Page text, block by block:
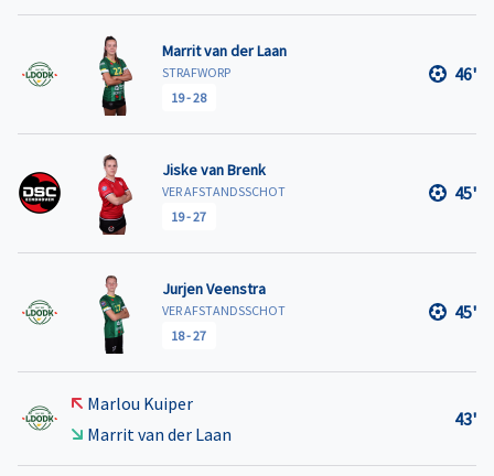
Marrit van der Laan
STRAFWORP
19-28
46'
Jiske van Brenk
VER AFSTANDSSCHOT
19-27
45'
Jurjen Veenstra
VER AFSTANDSSCHOT
18-27
45'
Marlou Kuiper
Marrit van der Laan
43'